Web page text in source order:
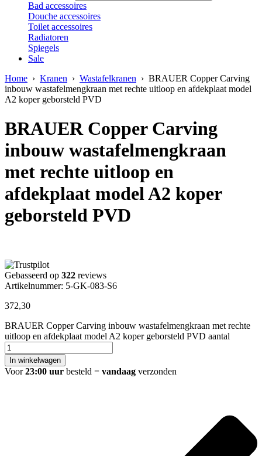
Bad accessoires
Douche accessoires
Toilet accessoires
Radiatoren
Spiegels
Sale
Home › Kranen › Wastafelkranen › BRAUER Copper Carving
inbouw wastafelmengkraan met rechte uitloop en afdekplaat model
A2 koper geborsteld PVD
BRAUER Copper Carving
inbouw wastafelmengkraan
met rechte uitloop en
afdekplaat model A2 koper
geborsteld PVD
Gebasseerd op 322 reviews
Artikelnummer: 5-GK-083-S6
372,30
BRAUER Copper Carving inbouw wastafelmengkraan met rechte
uitloop en afdekplaat model A2 koper geborsteld PVD aantal
In winkelwagen
Voor23:00 uur besteld = vandaag verzonden